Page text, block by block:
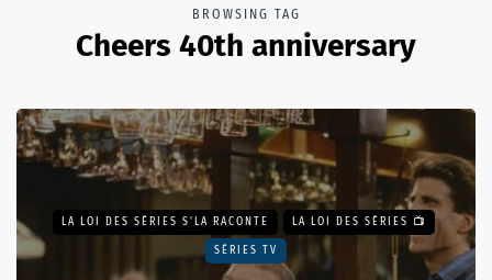
BROWSING TAG
Cheers 40th anniversary
LA LOI DES SÉRIES S'LA RACONTE LA LOI DES SÉRIES 📺
SÉRIES TV